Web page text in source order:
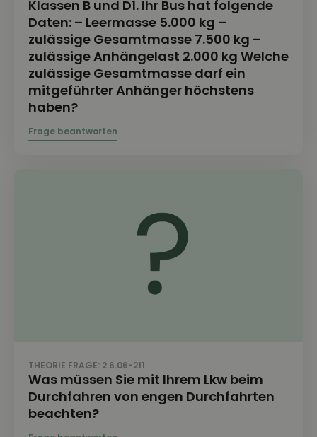
Klassen B und D1. Ihr Bus hat folgende
Daten: – Leermasse 5.000 kg –
zulässige Gesamtmasse 7.500 kg –
zulässige Anhängelast 2.000 kg Welche
zulässige Gesamtmasse darf ein
mitgeführter Anhänger höchstens
haben?
THEORIE FRAGE: 2.6.06-211
Was müssen Sie mit Ihrem Lkw beim
Durchfahren von engen Durchfahrten
beachten?